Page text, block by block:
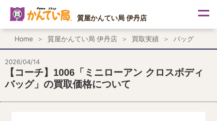
ス
ッ
プ
質屋かんてい局 伊丹店
Home 質屋かんてい局 伊丹店 買取実績 バッグ
2026/04/14
【コーチ】1006「ミニローアン クロスボディ
バッグ」の買取価格について